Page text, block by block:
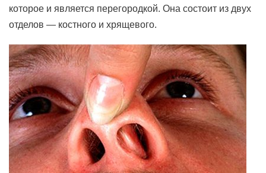
которое и является перегородкой. Она состоит из двух
отделов — костного и хрящевого.